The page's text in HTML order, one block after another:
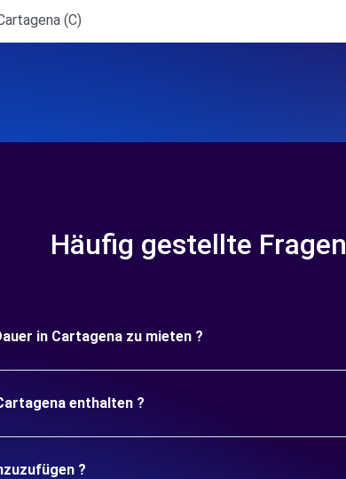
(C)
Häufig gestellte Fragen
in Cartagena zu mieten ?
enthalten ?
?